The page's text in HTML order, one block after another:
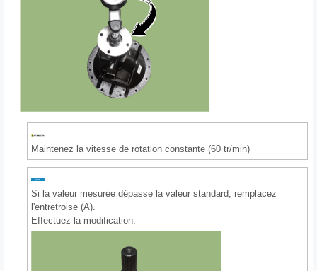
Maintenez la vitesse de rotation constante (60 tr/min)
Si la valeur mesurée dépasse la valeur standard, remplacez
l'entretroise (A).
Effectuez la modification.